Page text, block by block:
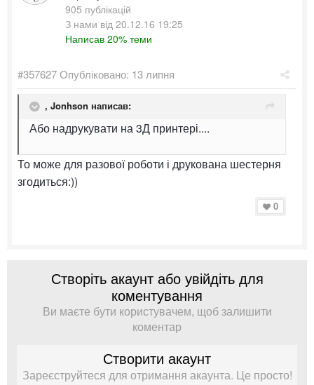
905 публікацій
З нами від 20.12.16 19:25
Написав 20% теми
#357627Опубліковано: 13 липня
, Jonhson написав:
Або надрукувати на 3Д принтері....
То може для разової роботи і друкована шестерня
згодиться:))
0
Створіть акаунт або увійдіть для
коментування
Ви маєте бути користувачем, щоб залишити
коментар
Створити акаунт
Зареєструйтеся для отримання акаунта. Це просто!